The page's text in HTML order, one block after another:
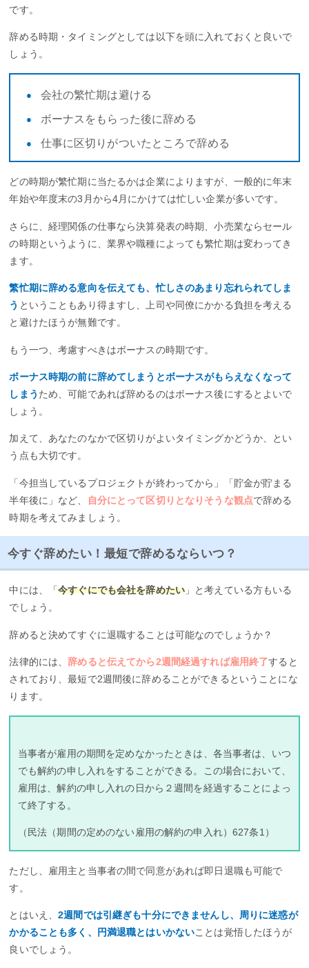
です。
辞める時期・タイミングとしては以下を頭に入れておくと良いで
しょう。
会社の繁忙期は避ける
ボーナスをもらった後に辞める
仕事に区切りがついたところで辞める
どの時期が繁忙期に当たるかは企業によりますが、一般的に年末
年始や年度末の3月から4月にかけては忙しい企業が多いです。
さらに、経理関係の仕事なら決算発表の時期、小売業ならセール
の時期というように、業界や職種によっても繁忙期は変わってき
ます。
繁忙期に辞める意向を伝えても、忙しさのあまり忘れられてしま
う ということもあり得ますし、上司や同僚にかかる負担を考える
と避けたほうが無難です。
もう一つ、考慮すべきはボーナスの時期です。
ボーナス時期の前に辞めてしまうとボーナスがもらえなくなって
しまう ため、可能であれば辞めるのはボーナス後にするとよいで
しょう。
加えて、あなたのなかで区切りがよいタイミングかどうか、とい
う点も大切です。
「今担当しているプロジェクトが終わってから」「貯金が貯まる
半年後に」など、
自分にとって区切りとなりそうな観点で辞める
時期を考えてみましょう。
今すぐ辞めたい！最短で辞めるならいつ？
中には、「今すぐにでも会社を辞めたい 」と考えている方もいる
でしょう。
辞めると決めてすぐに退職することは可能なのでしょうか？
法律的には、辞めると伝えてから2週間経過すれば雇用終了すると
されており、最短で2週間後に辞めることができるということにな
ります。
当事者が雇用の期間を定めなかったときは、各当事者は、いつ
でも解約の申し入れをすることができる。この場合において、
雇用は、解約の申し入れの日から２週間を経過することによっ
て終了する。
（民法（期間の定めのない雇用の解約の申入れ）627条1）
ただし、雇用主と当事者の間で同意があれば即日退職も可能で
す。
とはいえ、2週間では引継ぎも十分にできませんし、周りに迷惑が
かかることも多く、円満退職とはいかないことは覚悟したほうが
良いでしょう。